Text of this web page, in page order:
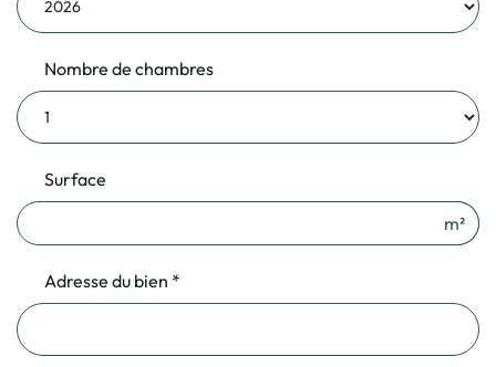
Nombre de chambres
Surface
m²
Adresse du bien *